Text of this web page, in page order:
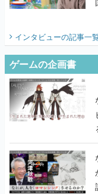
インタビューの記事一
ゲームの企画書